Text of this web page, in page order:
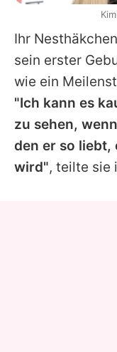
Ihr
sein erster
wie ein
"Ich kann es
zu sehen,
den er so liebt,
wird", teilte sie